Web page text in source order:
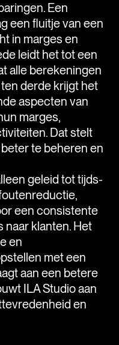
Een
een fluitje van een
in marges en
leidt het tot een
alle berekeningen
derde krijgt het
aspecten van
marges,
Dat stelt
te beheren en
geleid tot tijds-
een consistente
naar klanten. Het
en
met een
aan een betere
ILA Studio aan
en